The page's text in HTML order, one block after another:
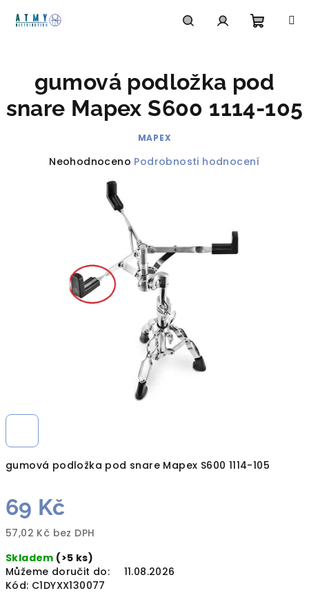
košík
gumová podložka pod snare Mapex S600 1114-105
69 Kč
57,02 Kč bez DPH
cena:
Skladem (>5 ks)
Můžeme doručit do:
11.08.2026
Kód: C1DYXX130077
gumová podložka pod
snare Mapex S600 1114-105
MAPEX
Průměrné
Neohodnoceno Podrobnosti hodnocení